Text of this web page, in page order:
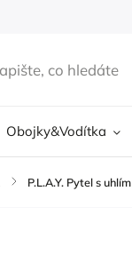
Obojky&Vodítka
/ P.L.A.Y. Pytel s uhlím